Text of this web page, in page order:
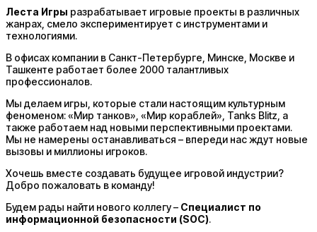
Леста Игры разрабатывает игровые проекты в различных
жанрах, смело экспериментирует с инструментами и
технологиями.
В офисах компании в Санкт-Петербурге, Минске, Москве и
Ташкенте работает более 2000 талантливых
профессионалов.
Мы делаем игры, которые стали настоящим культурным
феноменом: «Мир танков», «Мир кораблей», Tanks Blitz, а
также работаем над новыми перспективными проектами.
Мы не намерены останавливаться – впереди нас ждут новые
вызовы и миллионы игроков.
Хочешь вместе создавать будущее игровой индустрии?
Добро пожаловать в команду!
Будем рады найти нового коллегу – Специалист по
информационной безопасности (SOC).